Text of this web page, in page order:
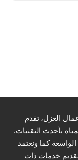
العزل، تقدم
بأحدث التقنيات.
كما ونعتمد
خدمات ذات